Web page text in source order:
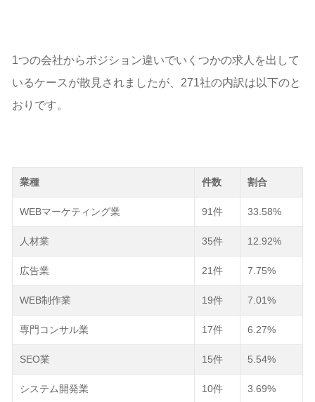
1つの会社からポジション違いでいくつかの求人を出して
いるケースが散見されましたが、271社の内訳は以下のと
おりです。
業種 件数 割合
WEBマーケティング業 91件 33.58%
人材業 35件 12.92%
広告業 21件 7.75%
WEB制作業 19件 7.01%
専門コンサル業 17件 6.27%
SEO業 15件 5.54%
システム開発業 10件 3.69%